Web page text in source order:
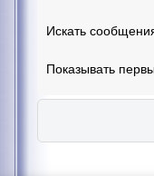
Искать
Показывать